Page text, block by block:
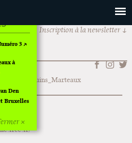
Inscription à la newsletter
Les_Requins_Marteaux
×
3
à
Den
Bruxelles